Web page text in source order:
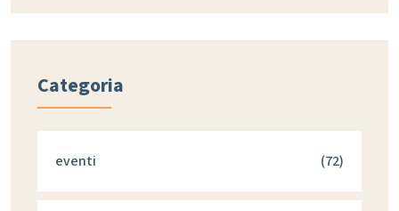
Categoria
eventi (72)